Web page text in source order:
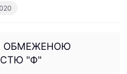
ОБМЕЖЕНОЮ
"Ф"